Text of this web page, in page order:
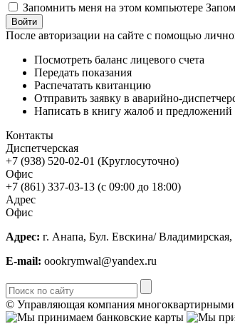
Запомнить меня на этом компьютере
После авторизации на сайте с помощью
Посмотреть баланс лицевого счета
Передать показания
Распечатать квитанцию
Отправить заявку в аварийно-
Написать в книгу жалоб и предложений
Контакты
Диспетчерская
+7 (938) 520-02-01 (Круглосуточно)
Офис
+7 (861) 337-03-13 (с 09:00 до 18:00)
Адрес
Офис
Адрес: г. Анапа, Бул. Евскина/ Владимирская,
E-mail: oookrymwal@yandex.ru
© Управляющая компания